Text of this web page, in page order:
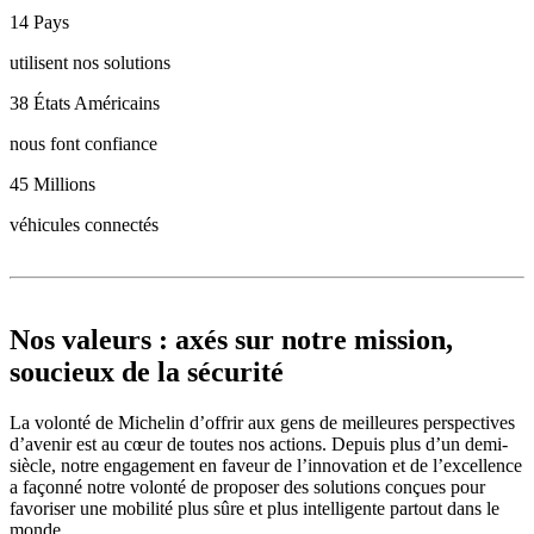
14 Pays
utilisent nos solutions
38 États Américains
nous font confiance
45 Millions
véhicules connectés
Nos valeurs : axés sur notre mission,
soucieux de la sécurité
La volonté de Michelin d’offrir aux gens de meilleures perspectives
d’avenir est au cœur de toutes nos actions. Depuis plus d’un demi-
siècle, notre engagement en faveur de l’innovation et de l’excellence
a façonné notre volonté de proposer des solutions conçues pour
favoriser une mobilité plus sûre et plus intelligente partout dans le
monde.